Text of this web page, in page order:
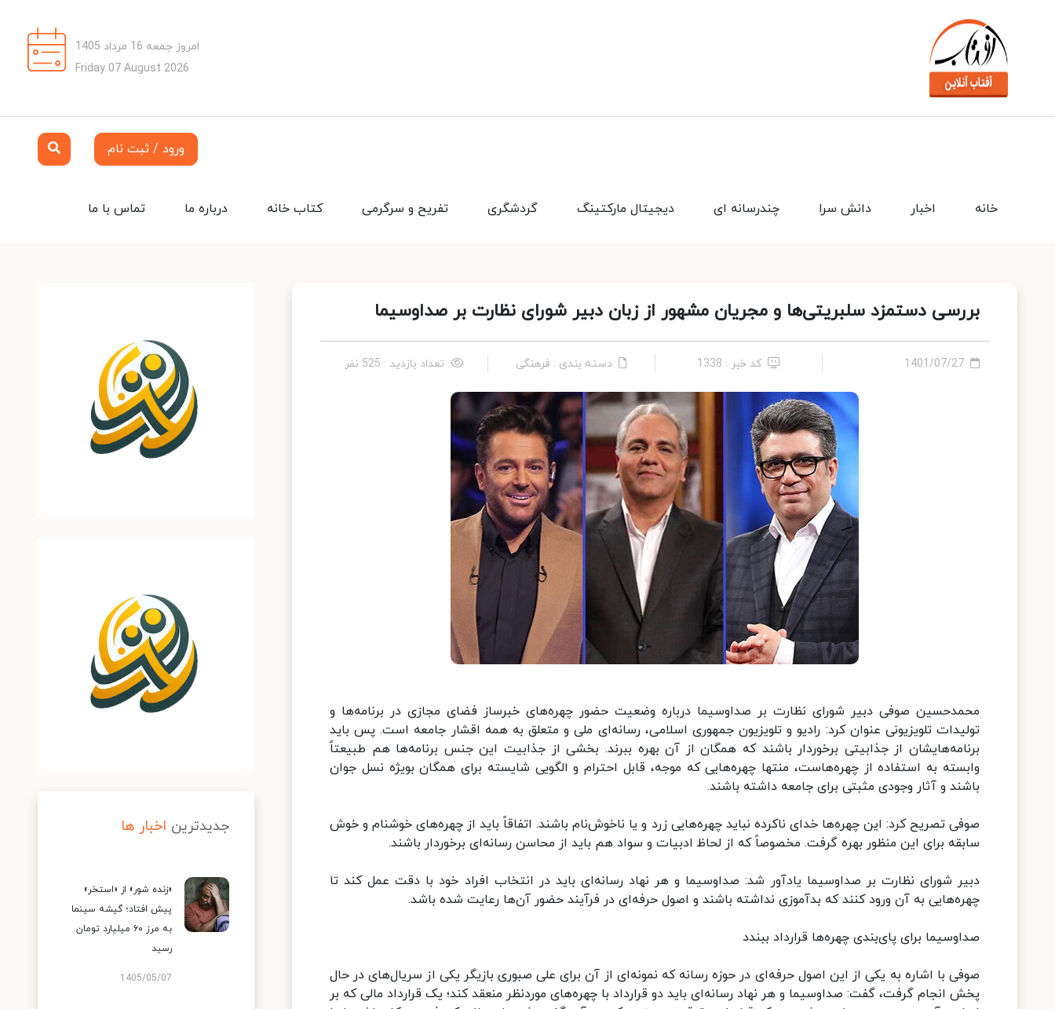
امروز جمعه 16 مرداد 1405
Friday 07 August 2026
ورود / ثبت نام
تماس با ما درباره ما کتاب خانه تفریح و سرگرمی گردشگری دیجیتال مارکتینگ چندرسانه ای دانش سرا اخبار خانه
بررسی دستمزد سلبریتی‌ها و مجریان مشهور از زبان دبیر شورای نظارت بر صداوسیما
1401/07/27 کد خبر : 1338 دسته بندی : فرهنگی تعداد بازدید : 525 نفر
محمدحسین صوفی دبیر شورای نظارت بر صداوسیما درباره وضعیت حضور چهره‌های خبرساز فضای مجازی در برنامه‌ها و
تولیدات تلویزیونی عنوان کرد: رادیو و تلویزیون جمهوری اسلامی، رسانه‌ای ملی و متعلق به همه اقشار جامعه است. پس باید
برنامه‌هایشان از جذابیتی برخوردار باشند که همگان از آن بهره ببرند. بخشی از جذابیت این جنس برنامه‌ها هم طبیعتاً
وابسته به استفاده از چهره‌هاست، منتها چهره‌هایی که موجه، قابل احترام و الگویی شایسته برای همگان بویژه نسل جوان
باشند و آثار وجودی مثبتی برای جامعه داشته باشند.
صوفی تصریح کرد: این چهره‌ها خدای ناکرده نباید چهره‌هایی زرد و یا ناخوش‌نام باشند. اتفاقاً باید از چهره‌های خوشنام و خوش
سابقه برای این منظور بهره گرفت. مخصوصاً که از لحاظ ادبیات و سواد هم باید از محاسن رسانه‌ای برخوردار باشند.
دبیر شورای نظارت بر صداوسیما یادآور شد: صداوسیما و هر نهاد رسانه‌ای باید در انتخاب افراد خود با دقت عمل کند تا
چهره‌هایی به آن ورود کنند که بدآموزی نداشته باشند و اصول حرفه‌ای در فرآیند حضور آن‌ها رعایت شده باشد.
صداوسیما برای پای‌بندی چهره‌ها قرارداد ببندد
صوفی با اشاره به یکی از این اصول حرفه‌ای در حوزه رسانه که نمونه‌ای از آن برای علی صبوری بازیگر یکی از سریال‌های در حال
پخش انجام گرفت، گفت: صداوسیما و هر نهاد رسانه‌ای باید دو قرارداد با چهره‌های موردنظر منعقد کند؛ یک قرارداد مالی که بر
جدیدترین اخبار ها
«زنده شور» از «استخر»
پیش افتاد؛ گیشه سینما
به مرز ۶۰ میلیارد تومان
رسید
1405/05/07